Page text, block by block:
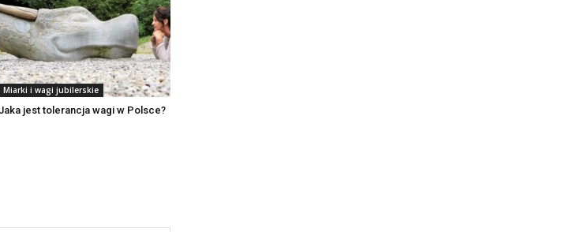
Miarki i wagi jubilerskie
jest tolerancja wagi w Polsce?